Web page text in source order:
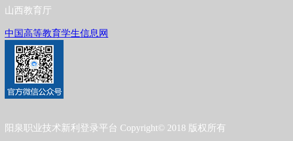
山西教育厅
中国高等教育学生信息网
阳泉职业技术新利登录平台 Copyright© 2018 版权所有